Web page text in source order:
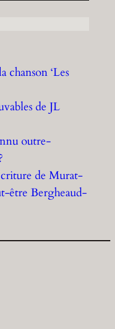
chanson ‘Les
de JL
outre-
de Murat-
être Bergheaud-